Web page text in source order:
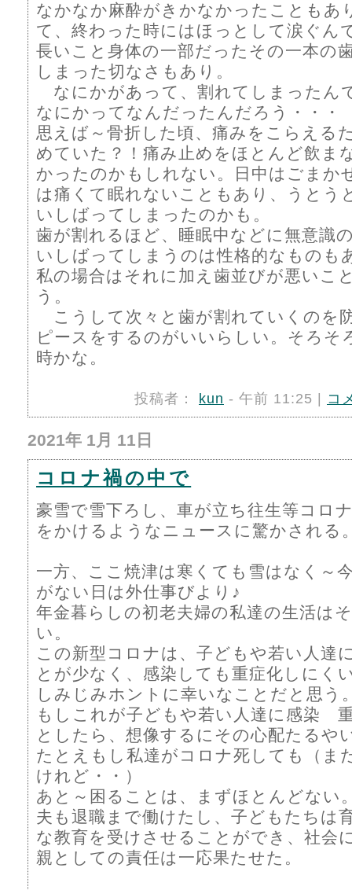
なかなか麻酔がきかなかったこともあ
て、終わった時にはほっとして涙ぐん
長いこと身体の一部だったその一本の
しまった切なさもあり。
なにかがあって、割れてしまったん
なにかってなんだったんだろう・・・
思えば～骨折した頃、痛みをこらえる
めていた？！痛み止めをほとんど飲ま
かったのかもしれない。日中はごまか
は痛くて眠れないこともあり、うとう
いしばってしまったのかも。
歯が割れるほど、睡眠中などに無意識
いしばってしまうのは性格的なものも
私の場合はそれに加え歯並びが悪いこ
う。
こうして次々と歯が割れていくのを
ピースをするのがいいらしい。そろそ
時かな。
投稿者： kun - 午前 11:25 | コ
2021年 1月 11日
コロナ禍の中で
豪雪で雪下ろし、車が立ち往生等コロ
をかけるようなニュースに驚かされる
一方、ここ焼津は寒くても雪はなく～
がない日は外仕事びより♪
年金暮らしの初老夫婦の私達の生活は
い。
この新型コロナは、子どもや若い人達
とが少なく、感染しても重症化しにく
しみじみホントに幸いなことだと思う
もしこれが子どもや若い人達に感染
としたら、想像するにその心配たるや
たとえもし私達がコロナ死しても（ま
けれど・・）
あと～困ることは、まずほとんどない
夫も退職まで働けたし、子どもたちは
な教育を受けさせることができ、社会
親としての責任は一応果たせた。